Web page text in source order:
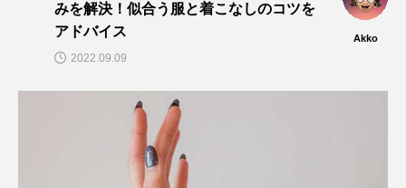
みを解決！似合う服と着こなしのコツを
アドバイス
Akko
2022.09.09